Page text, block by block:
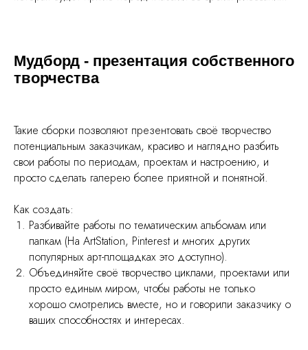
Мудборд - презентация собственного
творчества
Такие сборки позволяют презентовать своё творчество
потенциальным заказчикам, красиво и наглядно разбить
свои работы по периодам, проектам и настроению, и
просто сделать галерею более приятной и понятной.
Как создать:
Разбивайте работы по тематическим альбомам или
папкам (На ArtStation, Pinterest и многих других
популярных арт-площадках это доступно).
Объединяйте своё творчество циклами, проектами или
просто единым миром, чтобы работы не только
хорошо смотрелись вместе, но и говорили заказчику о
ваших способностях и интересах.